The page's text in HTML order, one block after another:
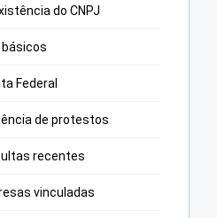
do CNPJ
Federal
de protestos
recentes
vinculadas